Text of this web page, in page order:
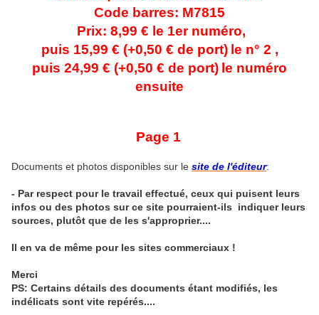
Code barres: M7815
Prix: 8,99 € le 1er numéro,
puis 15,99 € (+0,50 € de port) le n° 2 ,
puis 24,99 € (+0,50 € de port) le numéro
ensuite
Page 1
Documents et photos disponibles sur le site de l'éditeur:
- Par respect pour le travail effectué, ceux qui puisent leurs
infos ou des photos sur ce site pourraient-ils indiquer leurs
sources, plutôt que de les s'approprier....
Il en va de même pour les sites commerciaux !
Merci
PS: Certains détails des documents étant modifiés, les
indélicats sont vite repérés....